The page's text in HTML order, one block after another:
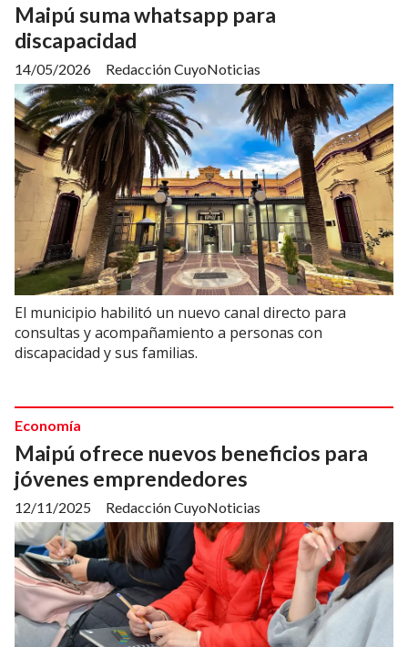
Maipú suma whatsapp para
discapacidad
Redacción CuyoNoticias
14/05/2026
El municipio habilitó un nuevo canal directo para
consultas y acompañamiento a personas con
discapacidad y sus familias.
Maipú ofrece nuevos beneficios para
jóvenes emprendedores
Redacción CuyoNoticias
Economía
12/11/2025